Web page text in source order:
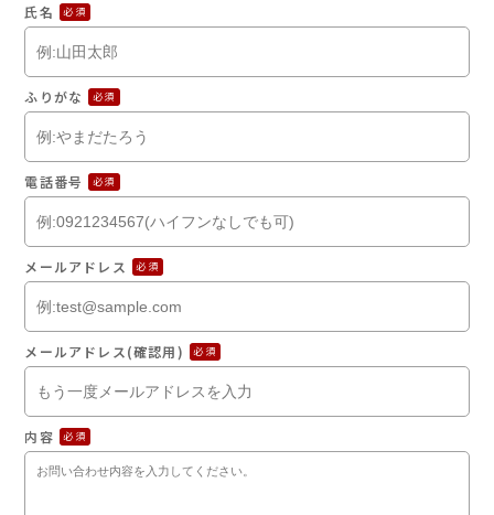
氏名 必須
ふりがな 必須
電話番号 必須
メールアドレス 必須
メールアドレス(確認用) 必須
内容 必須